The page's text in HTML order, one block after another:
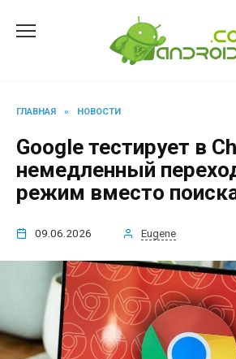
ГЛАВНАЯ » НОВОСТИ
Google тестирует в
немедленный
режим вместо
09.06.2026 Eugene